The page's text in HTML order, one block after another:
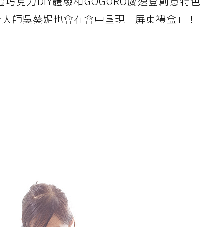
師吳葵妮也會在會中呈現「屏東禮盒」！